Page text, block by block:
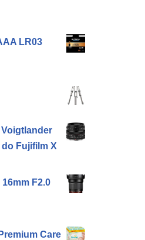
LR03
do Fujifilm X
F2.0
Care